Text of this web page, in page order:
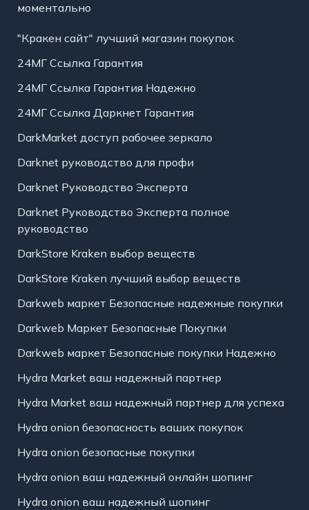
моментально
"Кракен сайт" лучший магазин покупок
24МГ Ссылка Гарантия
24МГ Ссылка Гарантия Надежно
24МГ Ссылка Даркнет Гарантия
DarkMarket доступ рабочее зеркало
Darknet руководство для профи
Darknet Руководство Эксперта
Darknet Руководство Эксперта полное
руководство
DarkStore Kraken выбор веществ
DarkStore Kraken лучший выбор веществ
Darkweb маркет Безопасные надежные покупки
Darkweb Маркет Безопасные Покупки
Darkweb маркет Безопасные покупки Надежно
Hydra Market ваш надежный партнер
Hydra Market ваш надежный партнер для успеха
Hydra onion безопасность ваших покупок
Hydra onion безопасные покупки
Hydra onion ваш надежный онлайн шопинг
Hydra onion ваш надежный шопинг